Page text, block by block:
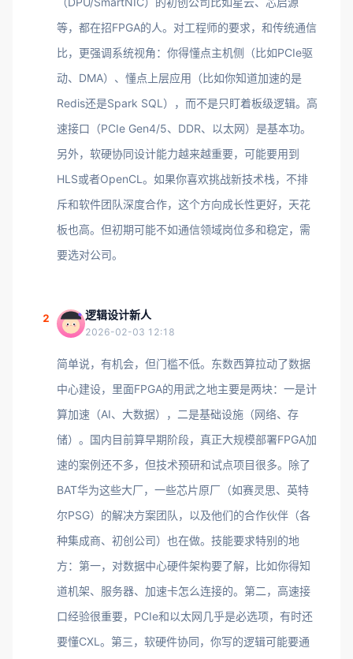
等，都在招FPGA的人。对工程师的要求，和传统通信
比，更强调系统视角：你得懂点主机侧（比如PCIe驱
动、DMA）、懂点上层应用（比如你知道加速的是
Redis还是Spark SQL），而不是只盯着板级逻辑。高
速接口（PCIe Gen4/5、DDR、以太网）是基本功。
另外，软硬协同设计能力越来越重要，可能要用到
HLS或者OpenCL。如果你喜欢挑战新技术栈，不排
斥和软件团队深度合作，这个方向成长性更好，天花
板也高。但初期可能不如通信领域岗位多和稳定，需
要选对公司。
2 逻辑设计新人
2026-02-03 12:18
简单说，有机会，但门槛不低。东数西算拉动了数据
中心建设，里面FPGA的用武之地主要是两块：一是计
算加速（AI、大数据），二是基础设施（网络、存
储）。国内目前算早期阶段，真正大规模部署FPGA加
速的案例还不多，但技术预研和试点项目很多。除了
BAT华为这些大厂，一些芯片原厂（如赛灵思、英特
尔PSG）的解决方案团队，以及他们的合作伙伴（各
种集成商、初创公司）也在做。技能要求特别的地
方：第一，对数据中心硬件架构要了解，比如你得知
道机架、服务器、加速卡怎么连接的。第二，高速接
口经验很重要，PCIe和以太网几乎是必选项，有时还
要懂CXL。第三，软硬件协同，你写的逻辑可能要通